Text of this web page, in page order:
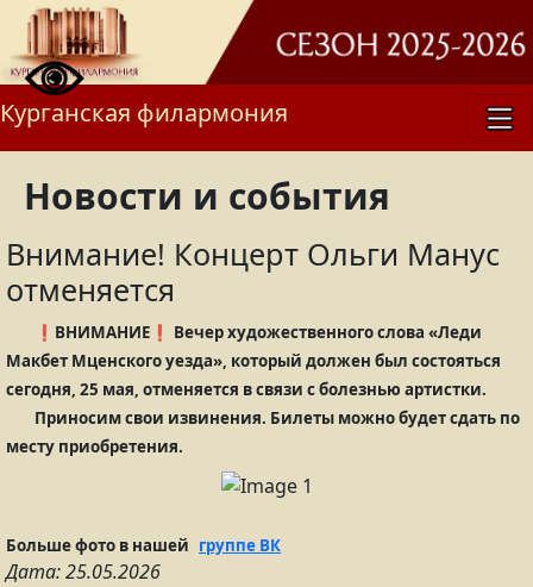
Курганская филармония
Новости и события
Внимание! Концерт Ольги Манус
отменяется
❗ВНИМАНИЕ❗ Вечер художественного слова «Леди
Макбет Мценского уезда», который должен был состояться
сегодня, 25 мая, отменяется в связи с болезнью артистки.
Приносим свои извинения. Билеты можно будет сдать по
месту приобретения.
Больше фото в нашей группе ВК
Дата: 25.05.2026